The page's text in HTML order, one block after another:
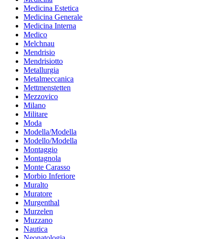
Medicina Estetica
Medicina Generale
Medicina Interna
Medico
Melchnau
Mendrisio
Mendrisiotto
Metallurgia
Metalmeccanica
Mettmenstetten
Mezzovico
Milano
Militare
Moda
Modella/Modella
Modello/Modella
Montaggio
Montagnola
Monte Carasso
Morbio Inferiore
Muralto
Muratore
Murgenthal
Murzelen
Muzzano
Nautica